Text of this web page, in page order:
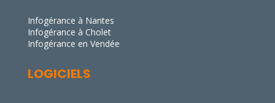
Infogérance à Nantes
Infogérance à Cholet
Infogérance en Vendée
LOGICIELS